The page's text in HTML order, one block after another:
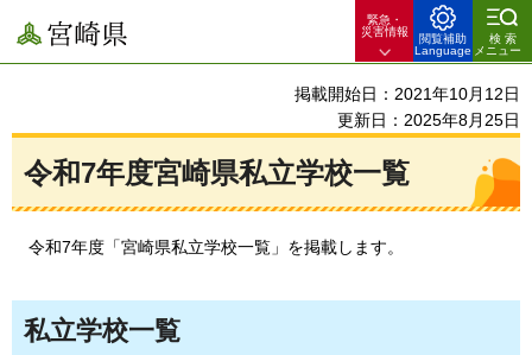
宮崎県
緊急・
災害情報
閲覧補助
Language
検索
メニュー
掲載開始日：2021年10月12日
更新日：2025年8月25日
令和7年度宮崎県私立学校一覧
令和7年度 「宮崎県私立学校一覧」を掲載します。
私立学校一覧